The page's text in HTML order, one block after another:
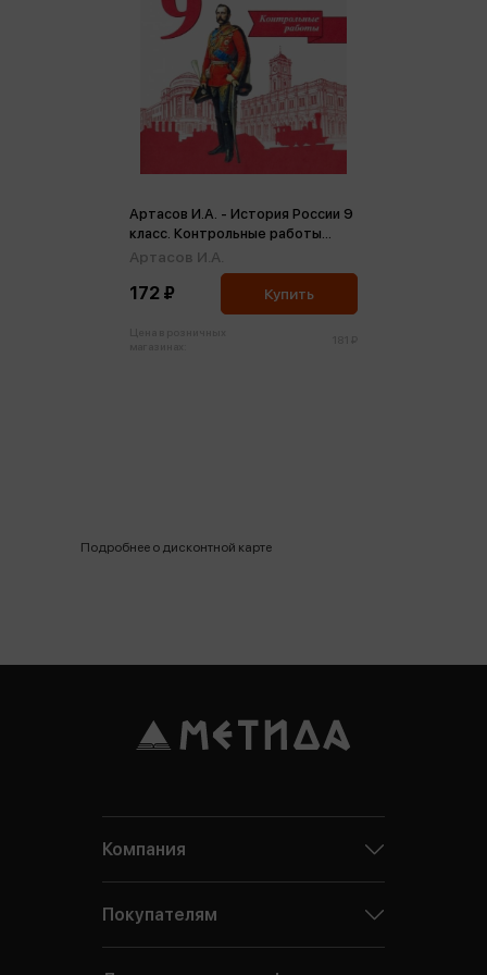
Артасов И.А. - История России 9
класс. Контрольные работы
ФГОС (м)
Артасов И.А.
172 ₽ Купить
Подробнее о дисконтной карте
Компания
Покупателям